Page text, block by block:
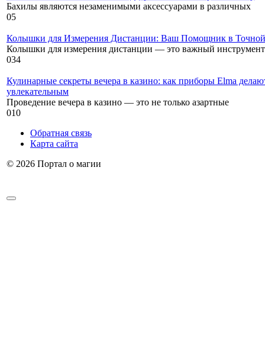
Бахилы являются незаменимыми аксессуарами в различных
05
Колышки для Измерения Дистанции: Ваш Помощник в
Колышки для измерения дистанции — это важный инструмент
034
Кулинарные секреты вечера в казино: как приборы Elma
увлекательным
Проведение вечера в казино — это не только азартные
010
Обратная связь
Карта сайта
© 2026 Портал о магии